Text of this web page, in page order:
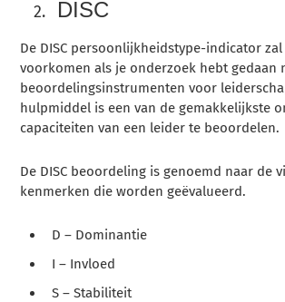
DISC
De DISC persoonlijkheidstype-indicator
voorkomen als je onderzoek hebt gedaan
beoordelingsinstrumenten voor
hulpmiddel is een van de gemakkelijkste
capaciteiten van een leider te beoordelen.
De DISC beoordeling is genoemd naar de
kenmerken die worden geëvalueerd.
D – Dominantie
I – Invloed
S – Stabiliteit